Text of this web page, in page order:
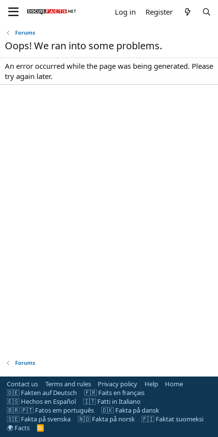
Log in Register
Forums
Oops! We ran into some problems.
An error occurred while the page was being generated. Please
try again later.
Forums
Contact us Terms and rules Privacy policy Help
Home
🇩🇪 Fakten auf Deutsch
🇫🇷 Faits en français
🇪🇸 Hechos en Español
🇮🇹 Fatti in Italiano
🇧🇷 🇵🇹 Fatos em português
🇩🇰 Fakta på dansk
🇸🇪 Fakta på svenska
🇳🇴 Fakta på norsk
🇫🇮 Faktat suomeksi
🌍 Facts
R